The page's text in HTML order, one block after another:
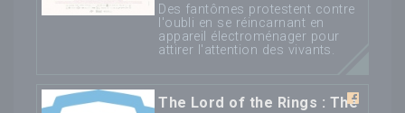
Des fantômes protestent contre
l'oubli en se réincarnant en
appareil électroménager pour
attirer l'attention des vivants.
The Lord of the Rings : The